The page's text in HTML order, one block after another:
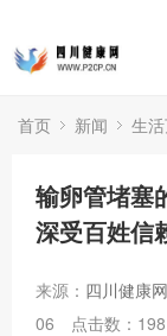
首页 新闻 生
输卵管堵塞
深受百姓信
来源： 四川健康网
06
点击数： 198